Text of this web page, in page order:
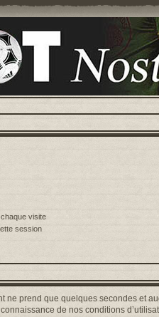
visite
session
ne prend que quelques secondes et
de nos conditions